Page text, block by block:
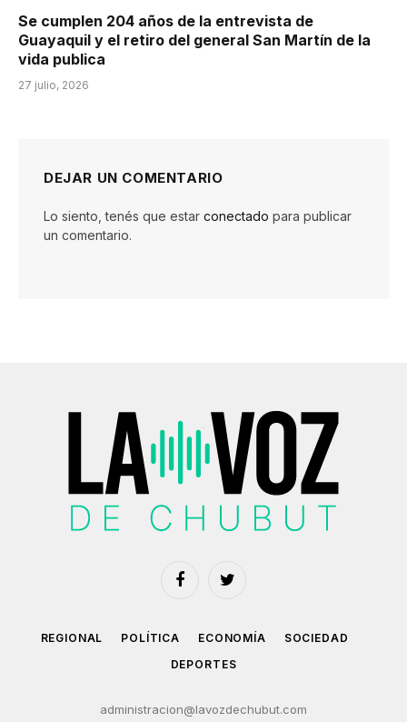
Se cumplen 204 años de la entrevista de
Guayaquil y el retiro del general San Martín de la
vida publica
27 julio, 2026
DEJAR UN COMENTARIO
Lo siento, tenés que estar conectado para publicar
un comentario.
FacebookTwitter
REGIONAL POLÍTICA ECONOMÍA
SOCIEDAD
DEPORTES
administracion@lavozdechubut.com